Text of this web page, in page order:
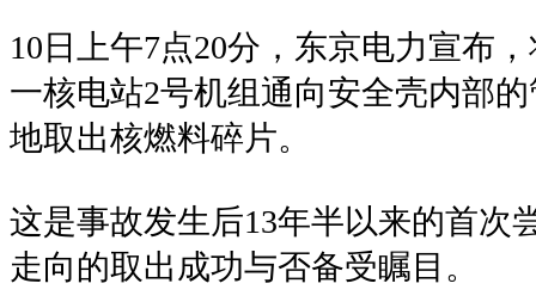
10 日上午7点20分，东京电力宣布
一核电站2号机组通向安全壳内部
地取出核燃料碎片。
这是事故发生后13年半以来的首次
走向的取出成功与否备受瞩目。